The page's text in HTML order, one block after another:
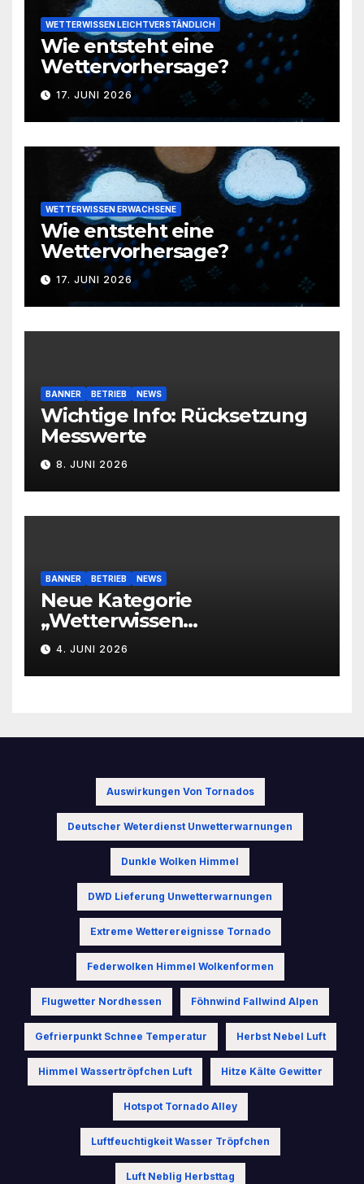
WETTERWISSEN LEICHTVERSTÄNDLICH
Wie entsteht eine
Wettervorhersage?
17. JUNI 2026
WETTERWISSEN ERWACHSENE
Wie entsteht eine
Wettervorhersage?
17. JUNI 2026
BANNER BETRIEB NEWS
Wichtige Info: Rücksetzung
Messwerte
8. JUNI 2026
BANNER BETRIEB NEWS
Neue Kategorie
„Wetterwissen
leichtverständlich“
4. JUNI 2026
Auswirkungen Von Tornados
Deutscher Weterdienst Unwetterwarnungen
Dunkle Wolken Himmel
DWD Lieferung Unwetterwarnungen
Extreme Wetterereignisse Tornado
Federwolken Himmel Wolkenformen
Flugwetter Nordhessen Föhnwind Fallwind Alpen
Gefrierpunkt Schnee Temperatur Herbst Nebel Luft
Himmel Wassertröpfchen Luft Hitze Kälte Gewitter
Hotspot Tornado Alley
Luftfeuchtigkeit Wasser Tröpfchen
Luft Neblig Herbsttag